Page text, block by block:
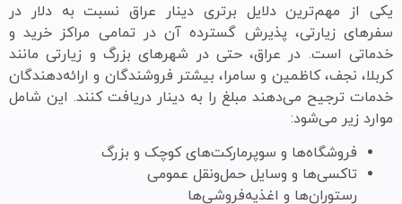
یکی از مهم‌ترین دلایل برتری دینار عراق نسبت به دلار در
سفرهای زیارتی، پذیرش گسترده آن در تمامی مراکز خرید و
خدماتی است. در عراق، حتی در شهرهای بزرگ و زیارتی مانند
کربلا، نجف، کاظمین و سامرا، بیشتر فروشندگان و ارائه‌دهندگان
خدمات ترجیح می‌دهند مبلغ را به دینار دریافت کنند. این شامل
موارد زیر می‌شود:
فروشگاه‌ها و سوپرمارکت‌های کوچک و بزرگ
تاکسی‌ها و وسایل حمل‌ونقل عمومی
رستوران‌ها و اغذیه‌فروشی‌ها